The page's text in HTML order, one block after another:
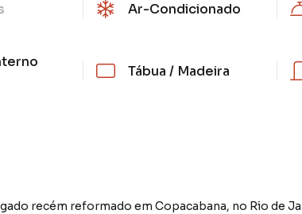
Ar-Condicionado
Tábua / Madeira
recém reformado em Copacabana, no Rio de